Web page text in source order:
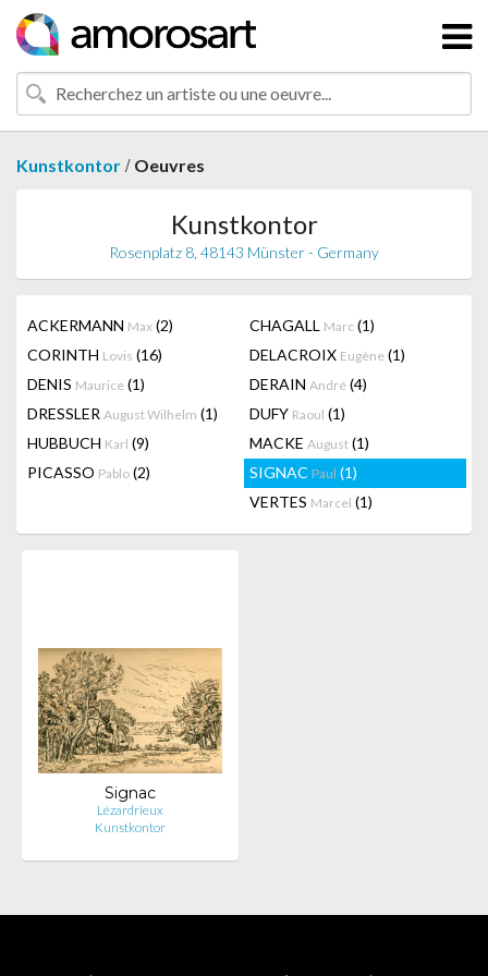
Kunstkontor / Oeuvres
Kunstkontor
Rosenplatz 8, 48143 Münster - Germany
ACKERMANN Max (2) CHAGALL Marc (1)
CORINTH Lovis (16) DELACROIX Eugène (1)
DENIS Maurice (1) DERAIN André (4)
DRESSLER August Wilhelm (1) DUFY Raoul (1)
HUBBUCH Karl (9) MACKE August (1)
PICASSO Pablo (2) SIGNAC Paul (1)
VERTES Marcel (1)
Signac
Lézardrieux
Kunstkontor